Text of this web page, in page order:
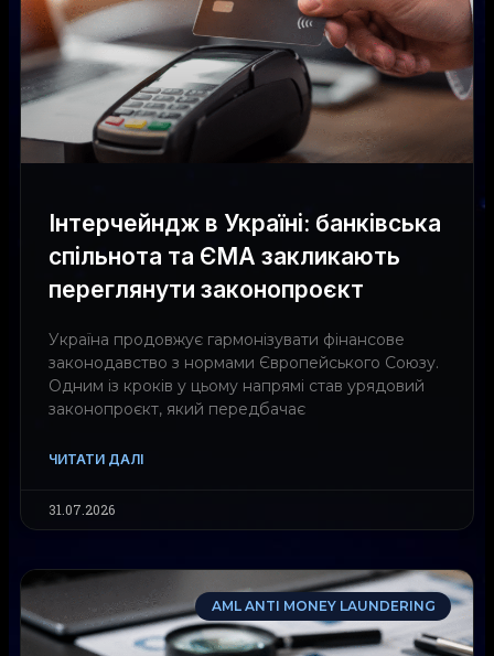
Інтерчейндж в Україні: банківська
спільнота та ЄМА закликають
переглянути законопроєкт
Україна продовжує гармонізувати фінансове
законодавство з нормами Європейського Союзу.
Одним із кроків у цьому напрямі став урядовий
законопроєкт, який передбачає
ЧИТАТИ ДАЛІ
31.07.2026
AML ANTI MONEY LAUNDERING